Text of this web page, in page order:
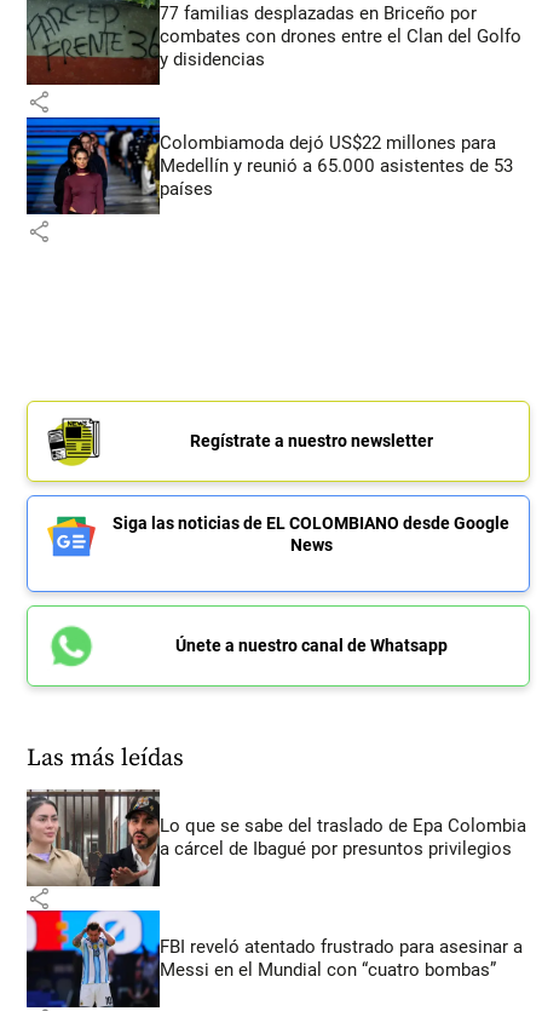
77 familias desplazadas en Briceño por
combates con drones entre el Clan del Golfo
y disidencias
share
Colombiamoda dejó US$22 millones para
Medellín y reunió a 65.000 asistentes de 53
países
share
Regístrate a nuestro newsletter
Siga las noticias de EL COLOMBIANO desde Google
News
Únete a nuestro canal de Whatsapp
Las más leídas
Lo que se sabe del traslado de Epa Colombia
a cárcel de Ibagué por presuntos privilegios
share
FBI reveló atentado frustrado para asesinar a
Messi en el Mundial con “cuatro bombas”